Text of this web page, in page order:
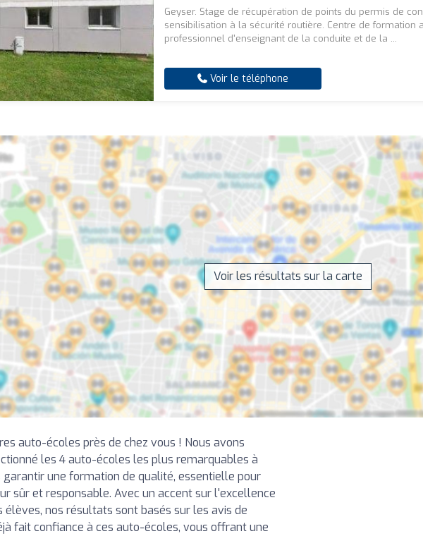
Geyser. Stage de récupération de points du permis de
sensibilisation à la sécurité routière. Centre de formation
professionnel d'enseignant de la conduite et de la ...
Voir le téléphone
Voir les résultats sur la carte
auto-écoles près de chez vous ! Nous avons
les 4 auto-écoles les plus remarquables à
garantir une formation de qualité, essentielle pour
sûr et responsable. Avec un accent sur l'excellence
nos résultats sont basés sur les avis de
fait confiance à ces auto-écoles, vous offrant une